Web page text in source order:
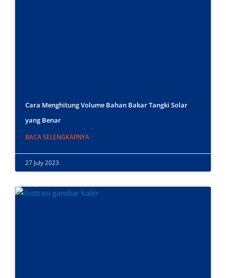
Cara Menghitung Volume Bahan Bakar Tangki Solar
yang Benar
BACA SELENGKAPNYA
27 July 2023